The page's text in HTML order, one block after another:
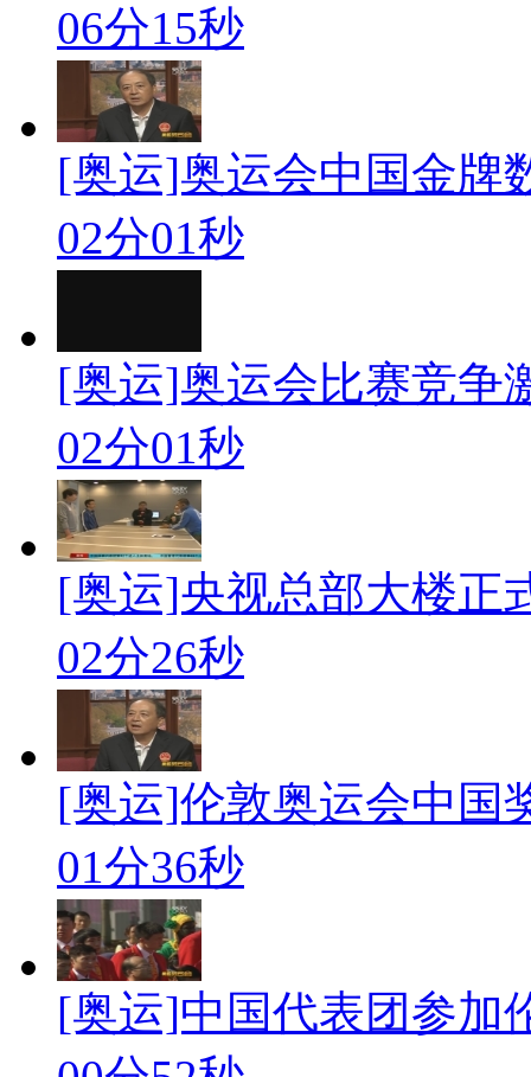
06分15秒
[奥运]奥运会中国金牌
02分01秒
[奥运]奥运会比赛竞争
02分01秒
[奥运]央视总部大楼正
02分26秒
[奥运]伦敦奥运会中国
01分36秒
[奥运]中国代表团参加